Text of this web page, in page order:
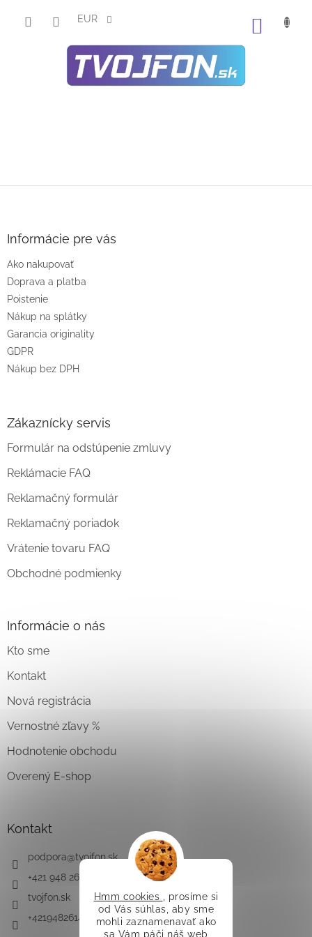
Hmm cookies
, prosíme si
od Vás súhlas, aby sme
mohli zaznamenavať ako
sa Vám páči náš web
EUR
Informácie pre vás
Ako nakupovať
Doprava a platba
Poistenie
Nákup na splátky
Garancia originality
GDPR
Nákup bez DPH
Zákaznícky servis
Formulár na odstúpenie zmluvy
Reklámacie FAQ
Reklamačný formulár
Reklamačný poriadok
Vrátenie tovaru FAQ
Obchodné podmienky
Informácie o nás
Kto sme
Kontakt
Nová registrácia
Vernostné zľavy %
Hodnotenie obchodu
Overený E-shop
Kontakt
podpora@tvojfon.sk
+421 948 261 491
tvojfon.sk
+421948261491